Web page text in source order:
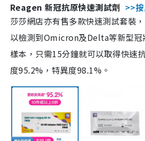
Reagen 新冠抗原快速測試劑 >>
莎莎網店亦有售多款快速測試套裝
以檢測到Omicron及Delta等新型冠
樣本，只需15分鐘就可以取得快速
度95.2%，特異度98.1%。